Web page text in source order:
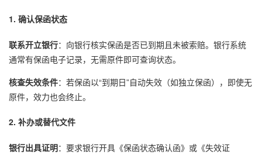
1. 确认保函状态
联系开立银行：向银行核实保函是否已到期且未被索赔。银行系统
通常有保函电子记录，无需原件即可查询状态。
核查失效条件：若保函以“到期日”自动失效（如独立保函），即使无
原件，效力也会终止。
2. 补办或替代文件
银行出具证明：要求银行开具《保函状态确认函》或《失效证